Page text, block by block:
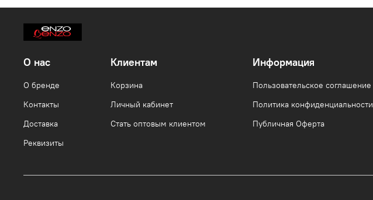
О нас
О бренде
Контакты
Доставка
Реквизиты
Клиентам
Корзина
Личный кабинет
Стать оптовым клиентом
Информация
Пользовательское соглашение
Политика конфиденциальности
Публичная Оферта